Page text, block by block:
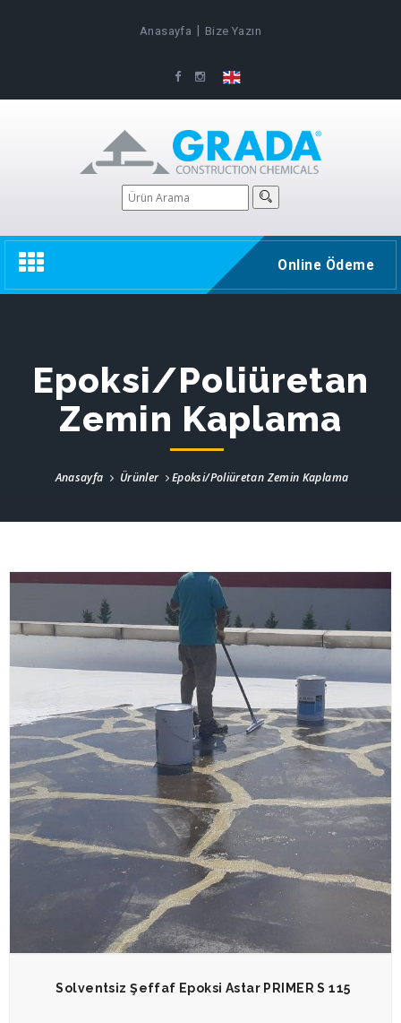
Anasayfa Bize Yazın
Toggle
navigation
Online Ödeme
Epoksi/Poliüretan
Zemin Kaplama
Anasayfa Ürünler Epoksi/Poliüretan Zemin Kaplama
Solventsiz Şeffaf Epoksi Astar PRIMER S 115